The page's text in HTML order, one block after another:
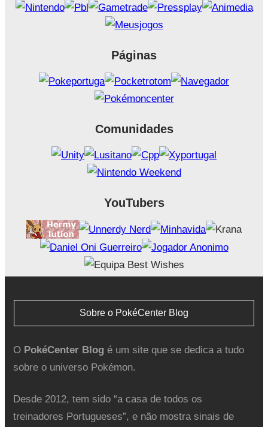
Páginas
Comunidades
YouTubers
Sobre o PokéCenter Blog
O PokéCenter Blogé um site que se dedica a tudo
sobre o universo Pokémon.
Desde 2012, tem sido “a casa de todos os
treinadores Portugueses”, e não mostra sinais de